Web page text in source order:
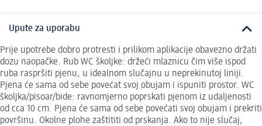
Upute za uporabu
Prije upotrebe dobro protresti i prilikom aplikacije obavezno držati
dozu naopačke. Rub WC školjke: držeći mlaznicu čim više ispod
ruba raspršiti pjenu, u idealnom slučajnu u neprekinutoj liniji.
Pjena će sama od sebe povećat svoj obujam i ispuniti prostor. WC
školjka/pisoar/bide: ravnomjerno poprskati pjenom iz udaljenosti
od cca 10 cm. Pjena će sama od sebe povećati svoj obujam i prekriti
površinu. Okolne plohe zaštititi od prskanja. Ako to nije slučaj,